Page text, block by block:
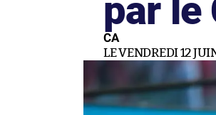
CA
LE VENDREDI 12